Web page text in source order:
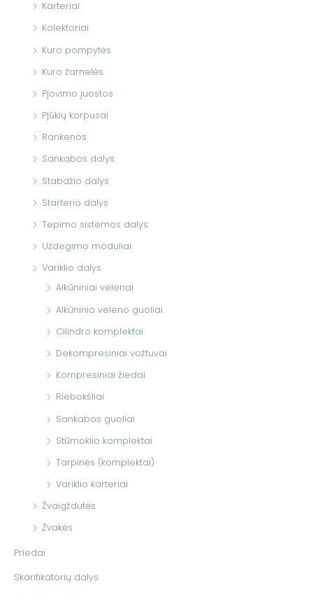
Karteriai
Kolektoriai
Kuro pompytės
Kuro žarnelės
Pjovimo juostos
Pjūklų korpusai
Rankenos
Sankabos dalys
Stabdžio dalys
Starterio dalys
Tepimo sistemos dalys
Uždegimo moduliai
Variklio dalys
Alkūniniai velenai
Alkūninio veleno guoliai
Cilindro komplektai
Dekompresiniai vožtuvai
Kompresiniai žiedai
Riebokšliai
Sankabos guoliai
Stūmoklio komplektai
Tarpinės (komplektai)
Variklio karteriai
Žvaigždutės
Žvakės
Priedai
Skarifikatorių dalys